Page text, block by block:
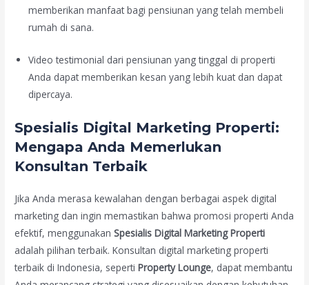
memberikan manfaat bagi pensiunan yang telah membeli
rumah di sana.
Video testimonial dari pensiunan yang tinggal di properti
Anda dapat memberikan kesan yang lebih kuat dan dapat
dipercaya.
Spesialis Digital Marketing Properti:
Mengapa Anda Memerlukan
Konsultan Terbaik
Jika Anda merasa kewalahan dengan berbagai aspek digital
marketing dan ingin memastikan bahwa promosi properti Anda
efektif, menggunakanSpesialis Digital Marketing Properti
adalah pilihan terbaik. Konsultan digital marketing properti
terbaik di Indonesia, sepertiProperty Lounge, dapat membantu